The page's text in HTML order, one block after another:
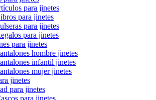
para jinetes
para jinetes
para jinetes
para jinetes
para jinetes
hombre jinetes
infantil jinetes
mujer jinetes
jinetes
para jinetes
para jinetes